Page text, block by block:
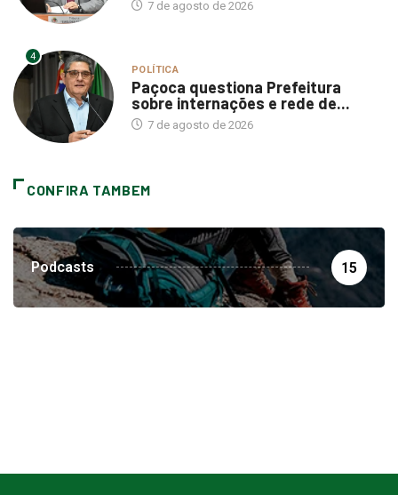
7 de agosto de 2026
4
POLÍTICA
Paçoca questiona Prefeitura
sobre internações e rede de...
7 de agosto de 2026
CONFIRA TAMBEM
Podcasts 15